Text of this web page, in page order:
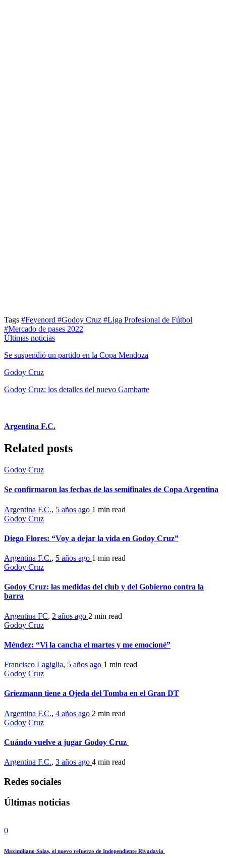
Tags #Feyenord #Godoy Cruz #Liga Profesional de Fútbol
#Mercado de pases 2022
Últimas noticias
Se suspendió un partido en la Copa Mendoza
Godoy Cruz
Godoy Cruz: los detalles del nuevo Gambarte
Argentina F.C.
Related posts
Godoy Cruz
Se confirmaron las fechas de las semifinales de Copa Argentina
Argentina F.C., 5 años ago 1 min read
Godoy Cruz
Diego Flores: “Voy a dejar la vida en Godoy Cruz”
Argentina F.C., 5 años ago 1 min read
Godoy Cruz
Godoy Cruz: las medidas del club y del Gobierno contra la
barra
Argentina FC, 2 años ago 2 min read
Godoy Cruz
Méndez: “Vi la cancha el martes y me emocioné”
Francisco Lagiglia, 5 años ago 1 min read
Godoy Cruz
Griezmann tiene a Ojeda del Tomba en el Gran DT
Argentina F.C., 4 años ago 2 min read
Godoy Cruz
Cuándo vuelve a jugar Godoy Cruz
Argentina F.C., 3 años ago 4 min read
Redes sociales
Últimas noticias
0
Maximiliano Salas, el nuevo refuerzo de Independiente Rivadavia